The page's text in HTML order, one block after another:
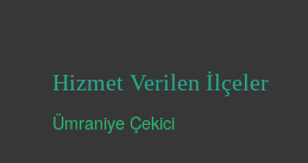
Hizmet Verilen İlçeler
Ümraniye Çekici